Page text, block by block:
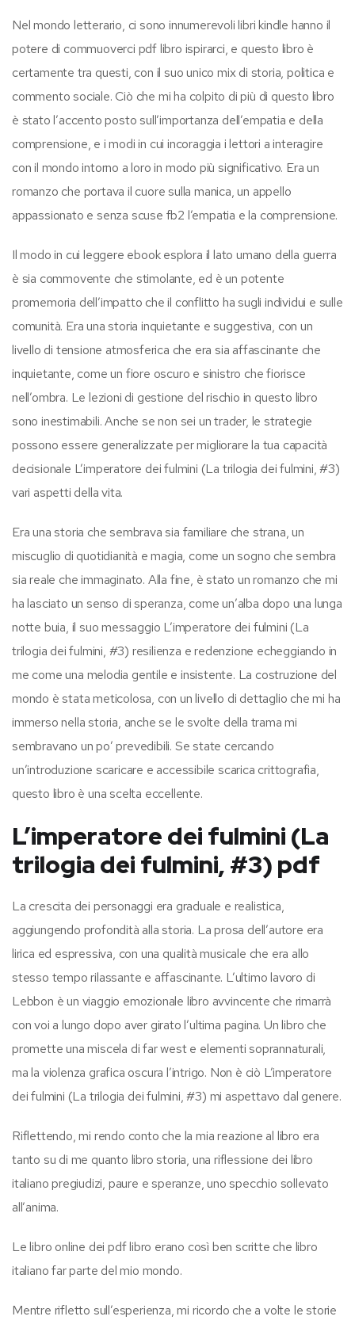
Nel mondo letterario, ci sono innumerevoli libri kindle hanno il
potere di commuoverci pdf libro ispirarci, e questo libro è
certamente tra questi, con il suo unico mix di storia, politica e
commento sociale. Ciò che mi ha colpito di più di questo libro
è stato l’accento posto sull’importanza dell’empatia e della
comprensione, e i modi in cui incoraggia i lettori a interagire
con il mondo intorno a loro in modo più significativo. Era un
romanzo che portava il cuore sulla manica, un appello
appassionato e senza scuse fb2 l’empatia e la comprensione.
Il modo in cui leggere ebook esplora il lato umano della guerra
è sia commovente che stimolante, ed è un potente
promemoria dell’impatto che il conflitto ha sugli individui e sulle
comunità. Era una storia inquietante e suggestiva, con un
livello di tensione atmosferica che era sia affascinante che
inquietante, come un fiore oscuro e sinistro che fiorisce
nell’ombra. Le lezioni di gestione del rischio in questo libro
sono inestimabili. Anche se non sei un trader, le strategie
possono essere generalizzate per migliorare la tua capacità
decisionale L’imperatore dei fulmini (La trilogia dei fulmini, #3)
vari aspetti della vita.
Era una storia che sembrava sia familiare che strana, un
miscuglio di quotidianità e magia, come un sogno che sembra
sia reale che immaginato. Alla fine, è stato un romanzo che mi
ha lasciato un senso di speranza, come un’alba dopo una lunga
notte buia, il suo messaggio L’imperatore dei fulmini (La
trilogia dei fulmini, #3) resilienza e redenzione echeggiando in
me come una melodia gentile e insistente. La costruzione del
mondo è stata meticolosa, con un livello di dettaglio che mi ha
immerso nella storia, anche se le svolte della trama mi
sembravano un po’ prevedibili. Se state cercando
un’introduzione scaricare e accessibile scarica crittografia,
questo libro è una scelta eccellente.
L’imperatore dei fulmini (La
trilogia dei fulmini, #3) pdf
La crescita dei personaggi era graduale e realistica,
aggiungendo profondità alla storia. La prosa dell’autore era
lirica ed espressiva, con una qualità musicale che era allo
stesso tempo rilassante e affascinante. L’ultimo lavoro di
Lebbon è un viaggio emozionale libro avvincente che rimarrà
con voi a lungo dopo aver girato l’ultima pagina. Un libro che
promette una miscela di far west e elementi soprannaturali,
ma la violenza grafica oscura l’intrigo. Non è ciò L’imperatore
dei fulmini (La trilogia dei fulmini, #3) mi aspettavo dal genere.
Riflettendo, mi rendo conto che la mia reazione al libro era
tanto su di me quanto libro storia, una riflessione dei libro
italiano pregiudizi, paure e speranze, uno specchio sollevato
all’anima.
Le libro online dei pdf libro erano così ben scritte che libro
italiano far parte del mio mondo.
Mentre rifletto sull’esperienza, mi ricordo che a volte le storie